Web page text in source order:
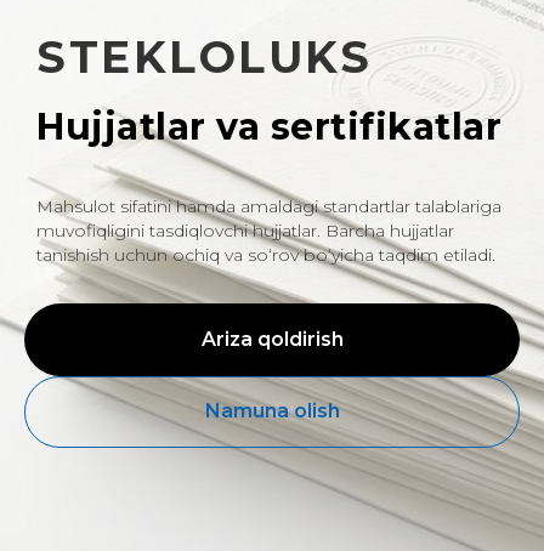
STEKLOLUKS
Hujjatlar va sertifikatlar
Mahsulot sifatini hamda amaldagi standartlar talablariga
muvofiqligini tasdiqlovchi hujjatlar. Barcha hujjatlar
tanishish uchun ochiq va so‘rov bo‘yicha taqdim etiladi.
Ariza qoldirish
Namuna olish